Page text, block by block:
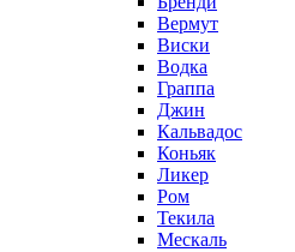
Вермут
Виски
Водка
Граппа
Джин
Кальвадос
Коньяк
Ликер
Ром
Текила
Мескаль